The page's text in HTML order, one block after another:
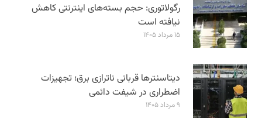
رگولاتوری: حجم بسته‌های اینترنتی کاهش
نیافته است
۱۵ مرداد ۱۴۰۵
دیتاسنترها قربانی ناترازی برق؛ تجهیزات
اضطراری در شیفت دائمی
۹ مرداد ۱۴۰۵